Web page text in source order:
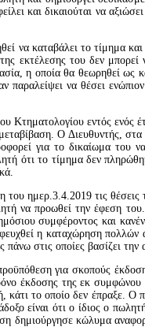
και δικαιούται να
καταβάλει το τίμημα και
εκτέλεσης του δεν
η οποία θα θεωρηθεί ως
παραλείψει να θέσει
Κτηματολογίου εντός ενός
Ο Διευθυντής,
για το δικαίωμα του
ότι το τίμημα δεν
ημερ.3.4.2019 τις θέσεις
να προωθεί την έφεση
συμφέροντος και
η καταχώρηση
πάνω στις οποίες βασίζει την
για σκοπούς
έκδοσης της εκ
το οποίο δεν έπραξε. Ο
είναι ότι ο ίδιος ο
δημιούργησε κώλυμα